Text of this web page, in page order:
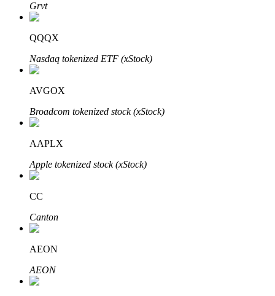
Bitrue
Bitruści Partnerzy
Grvt
QQQX
Nasdaq tokenized ETF (xStock)
AVGOX
Broadcom tokenized stock (xStock)
AAPLX
Apple tokenized stock (xStock)
CC
Canton
AEON
AEON